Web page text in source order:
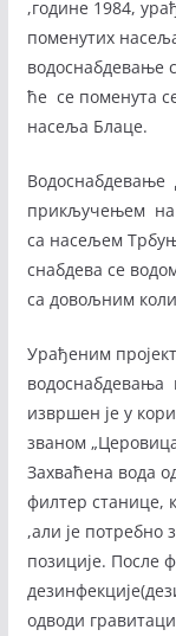
,године 1984,
поменутих
водоснабдевање
ће се поменута
насеља Блаце.
прикључењем на
са насељем
снабдева се
са довољним
Урађеним
водоснабдевања
извршен је у
званом
Захваћена вода
филтер станице,
,али је потребно
позиције. После
одводи